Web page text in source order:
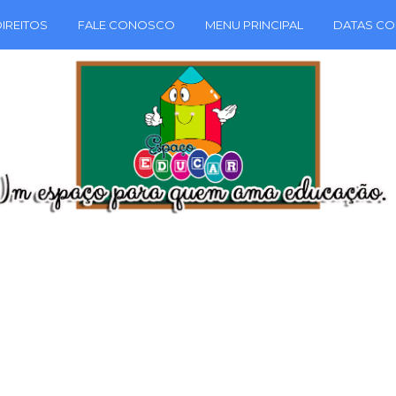
FALE CONOSCO MENU PRINCIPAL DATAS